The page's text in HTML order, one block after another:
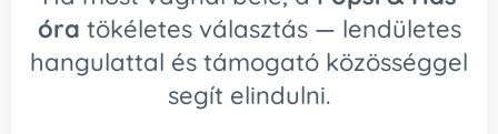
óra tökéletes választás — lendületes
hangulattal és támogató közösséggel
segít elindulni.